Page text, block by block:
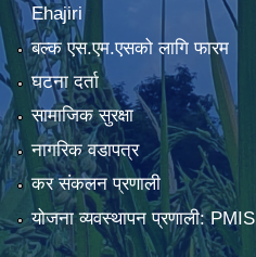
Ehajiri
बल्क एस.एम.एसको लागि फारम
घटना दर्ता
सामाजिक सुरक्षा
नागरिक वडापत्र
कर संकलन प्रणाली
योजना व्यवस्थापन प्रणाली: PMIS